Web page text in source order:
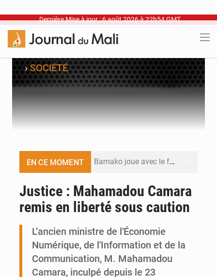
Dernière Mise à jour : 6 août 2026 à 22h54 GMT
›SOCIÉTÉ
EN CE MOMENT Bamako joue avec le feu
Dr Abdrahamane Tamboura, économiste
AfroBasket U18 : Le Mali défend sa double couronne à Abidjan
Justice : Mahamadou Camara
remis en liberté sous caution
L’ancien ministre de l'Économie
Numérique, de l'Information et de la
Communication, M. Mahamadou
Camara, inculpé depuis le 23